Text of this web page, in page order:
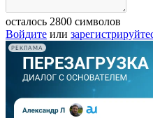
осталось 2800 символов
Войдите или
РЕКЛАМА